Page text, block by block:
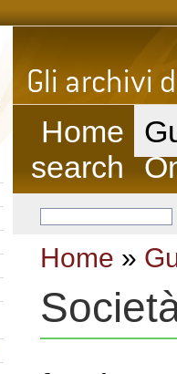
Home
search
Home »